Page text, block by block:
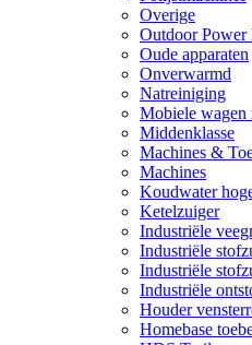
Overige
Outdoor Power
Oude apparaten
Onverwarmd
Natreiniging
Mobiele wagen
Middenklasse
Machines &
Machines
Koudwater
Ketelzuiger
Industriële
Industriële
Industriële
Industriële
Houder
Homebase